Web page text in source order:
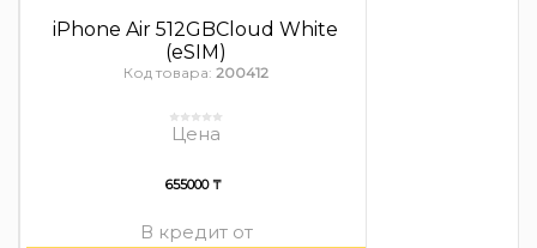
iPhone Air 512GBCloud White
(eSIM)
Код товара: 200412
Цена
655000 ₸
В кредит от